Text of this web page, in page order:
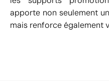
apporte non seulement
mais renforce également